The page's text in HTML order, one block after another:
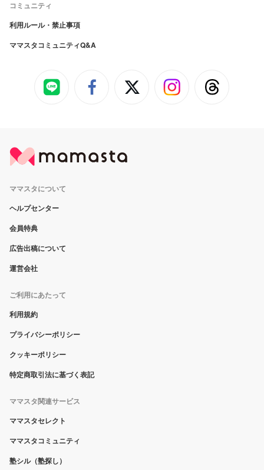
コミュニティ
利用ルール・禁止事項
ママスタコミュニティQ&A
ママスタについて
ヘルプセンター
会員特典
広告出稿について
運営会社
ご利用にあたって
利用規約
プライバシーポリシー
クッキーポリシー
特定商取引法に基づく表記
ママスタ関連サービス
ママスタセレクト
ママスタコミュニティ
塾シル（塾探し）